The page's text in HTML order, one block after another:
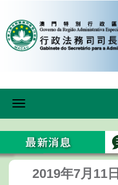
Toggle
2019年7月11日